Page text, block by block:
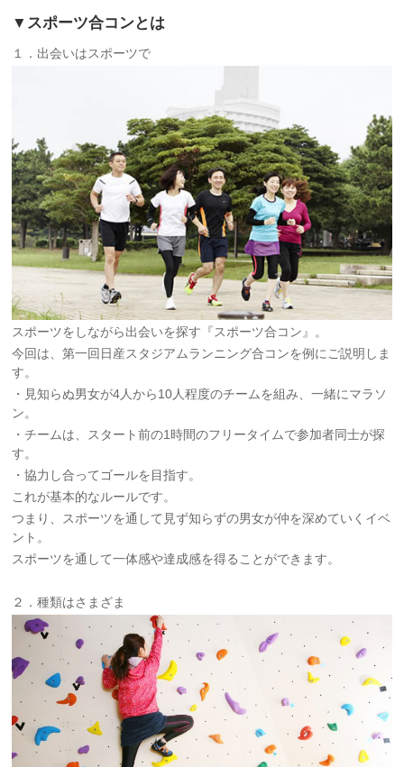
▼スポーツ合コンとは
１．出会いはスポーツで
スポーツをしながら出会いを探す『スポーツ合コン』。
今回は、第一回日産スタジアムランニング合コンを例にご説明しま
す。
・見知らぬ男女が4人から10人程度のチームを組み、一緒にマラソ
ン。
・チームは、スタート前の1時間のフリータイムで参加者同士が探
す。
・協力し合ってゴールを目指す。
これが基本的なルールです。
つまり、スポーツを通して見ず知らずの男女が仲を深めていくイベ
ント。
スポーツを通して一体感や達成感を得ることができます。
２．種類はさまざま